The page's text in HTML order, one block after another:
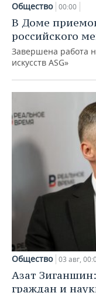
Общество 00:00
В Доме
российского
Завершена работа
искусств ASG»
Общество 03 авг,
Азат
граждан и